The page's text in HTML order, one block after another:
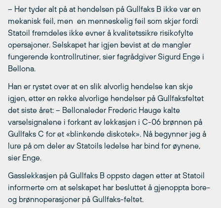
– Her tyder alt på at hendelsen på Gullfaks B ikke var en
mekanisk feil, men en menneskelig feil som skjer fordi
Statoil fremdeles ikke evner å kvalitetssikre risikofylte
opersajoner. Selskapet har igjen bevist at de mangler
fungerende kontrollrutiner, sier fagrådgiver Sigurd Enge i
Bellona.
Han er rystet over at en slik alvorlig hendelse kan skje
igjen, etter en rekke alvorlige hendelser på Gullfaksfeltet
det siste året: – Bellonaleder Frederic Hauge kalte
varselsignalene i forkant av lekkasjen i C-06 brønnen på
Gullfaks C for et «blinkende diskotek». Nå begynner jeg å
lure på om deler av Statoils ledelse har bind for øynene,
sier Enge.
Gasslekkasjen på Gullfaks B oppsto dagen etter at Statoil
informerte om at selskapet har besluttet å gjenoppta bore-
og brønnoperasjoner på Gullfaks-feltet.